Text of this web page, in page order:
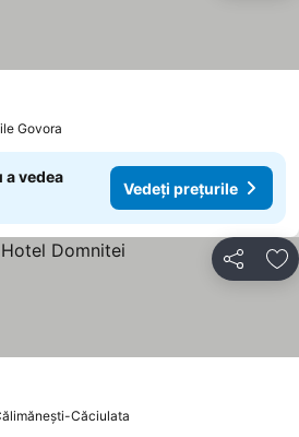
Govora
a vedea
Vedeți prețurile
Distribuiți
prețurile
Căciulata